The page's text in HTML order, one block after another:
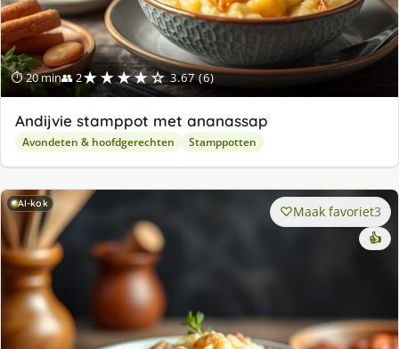
⏱ 20 min👥 2★★★★☆ 3.67 (6)
Andijvie stamppot met ananassap
Avondeten & hoofdgerechten Stamppotten
AI-kok Maak favoriet3
👍